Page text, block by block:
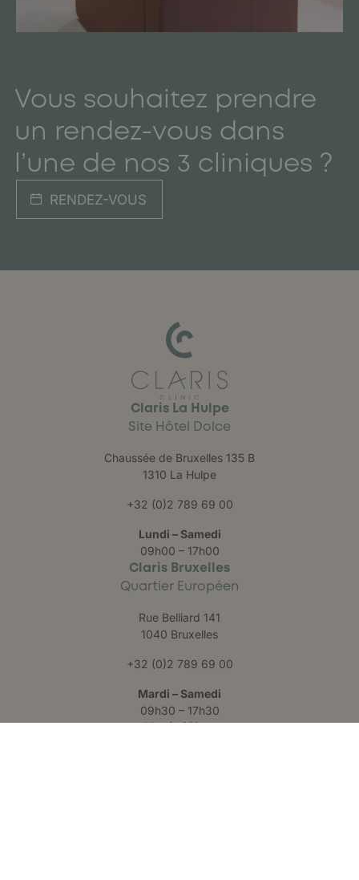
Vous souhaitez prendre
un rendez-vous dans
l’une de nos 3 cliniques ?
RENDEZ-VOUS
Claris La Hulpe
Site Hôtel Dolce
Chaussée de Bruxelles 135 B
1310 La Hulpe
+32 (0)2 789 69 00
Lundi – Samedi
09h00 – 17h00
Claris Bruxelles
Quartier Européen
Rue Belliard 141
1040 Bruxelles
+32 (0)2 789 69 00
Mardi – Samedi
09h30 – 17h30
Claris Liège